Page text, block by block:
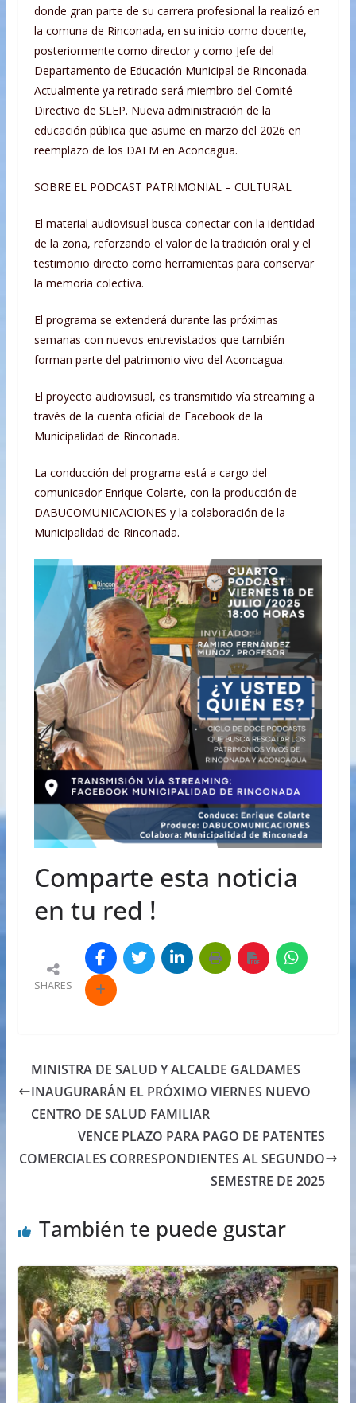
donde gran parte de su carrera profesional la realizó en
la comuna de Rinconada, en su inicio como docente,
posteriormente como director y como Jefe del
Departamento de Educación Municipal de Rinconada.
Actualmente ya retirado será miembro del Comité
Directivo de SLEP. Nueva administración de la
educación pública que asume en marzo del 2026 en
reemplazo de los DAEM en Aconcagua.
SOBRE EL PODCAST PATRIMONIAL – CULTURAL
El material audiovisual busca conectar con la identidad
de la zona, reforzando el valor de la tradición oral y el
testimonio directo como herramientas para conservar
la memoria colectiva.
El programa se extenderá durante las próximas
semanas con nuevos entrevistados que también
forman parte del patrimonio vivo del Aconcagua.
El proyecto audiovisual, es transmitido vía streaming a
través de la cuenta oficial de Facebook de la
Municipalidad de Rinconada.
La conducción del programa está a cargo del
comunicador Enrique Colarte, con la producción de
DABUCOMUNICACIONES y la colaboración de la
Municipalidad de Rinconada.
Comparte esta noticia
en tu red !
SHARES
MINISTRA DE SALUD Y ALCALDE GALDAMES
INAUGURARÁN EL PRÓXIMO VIERNES NUEVO
CENTRO DE SALUD FAMILIAR
VENCE PLAZO PARA PAGO DE PATENTES
COMERCIALES CORRESPONDIENTES AL SEGUNDO
SEMESTRE DE 2025
También te puede gustar